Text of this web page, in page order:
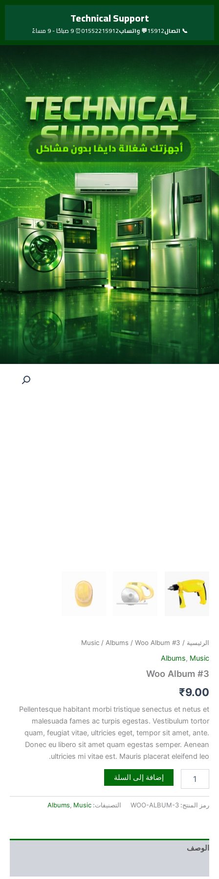
تخطي
Technical Support
📞 اتصال15912💬 واتساب01552215912⏰ 9 صباحًا - 9 مساءً
أجهزتك شغالة دايمًا بدون مشاكل
الرئيسية /
Music / Albums / Woo Album #3
Albums, Music
Woo Album #3
₹9.00
Pellentesque habitant morbi tristique senectus et netus et
malesuada fames ac turpis egestas. Vestibulum tortor
quam, feugiat vitae, ultricies eget, tempor sit amet, ante.
Donec eu libero sit amet quam egestas semper. Aenean
ultricies mi vitae est. Mauris placerat eleifend leo.
إضافة إلى السلة
رمز المنتج: WOO-ALBUM-3 التصنيفات: Albums, Music
الوصف